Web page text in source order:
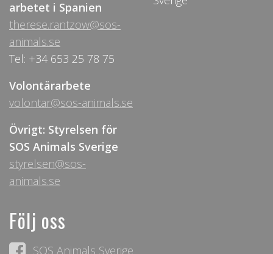
arbetet i Spanien
therese.rantzow@sos-
animals.se
Tel: +34 653 25 78 75
Volontärarbete
volontar@sos-animals.se
Övrigt: Styrelsen för
SOS Animals Sverige
styrelsen@sos-
animals.se
Följ oss
SOS Animals Sverige